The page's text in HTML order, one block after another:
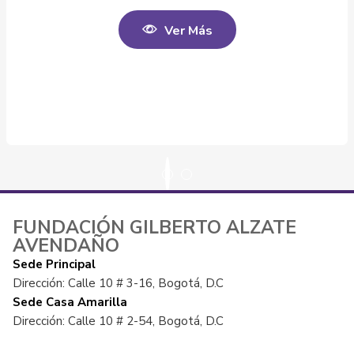
Ver Más
FUNDACIÓN GILBERTO ALZATE
AVENDAÑO
Sede Principal
Dirección: Calle 10 # 3-16, Bogotá, D.C
Sede Casa Amarilla
Dirección: Calle 10 # 2-54, Bogotá, D.C